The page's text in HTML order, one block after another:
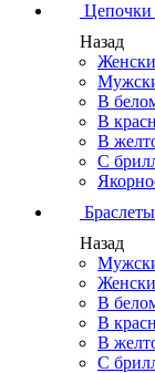
Цепочки
Назад
В
В
В
С
Браслеты
Назад
В
В
В
С